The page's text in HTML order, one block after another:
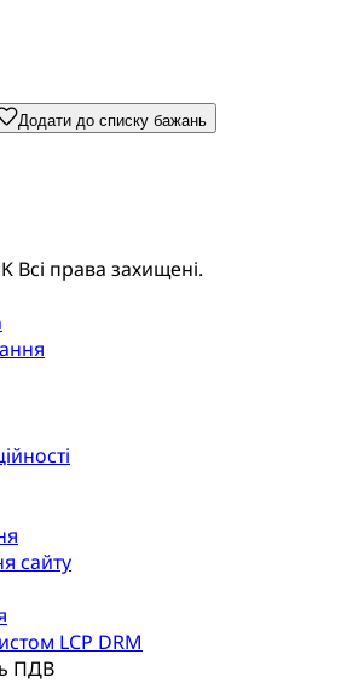
Додати до списку бажань
Всі права захищені.
сайту
LCP DRM
ПДВ